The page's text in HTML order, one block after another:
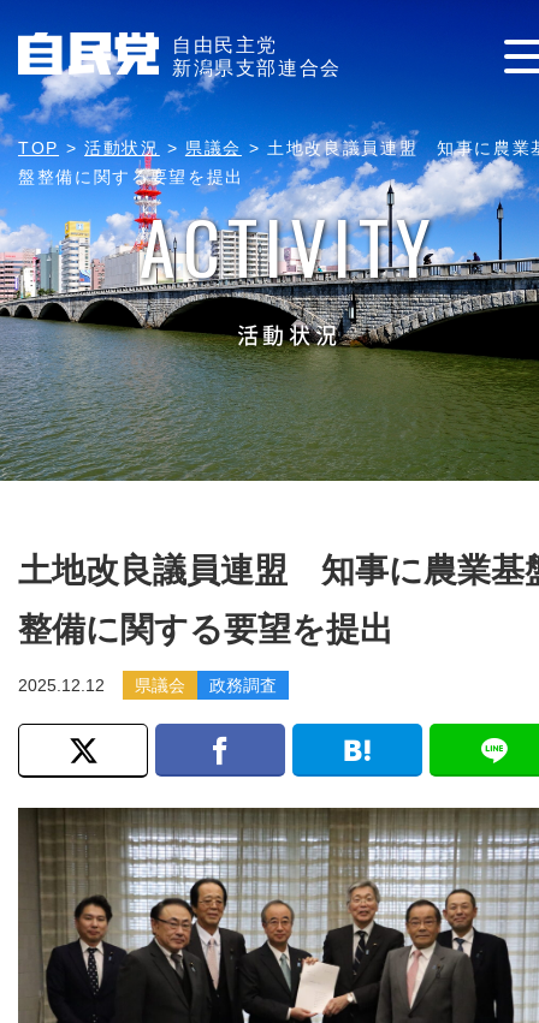
自由民主党
新潟県支部連合会
TOP >活動状況 > 県議会 >土地改良議員連盟 知事に農業
盤整備に関する要望を提出
ACTIVITY
活動状況
土地改良議員連盟 知事に農業基
整備に関する要望を提出
2025.12.12 県議会 政務調査